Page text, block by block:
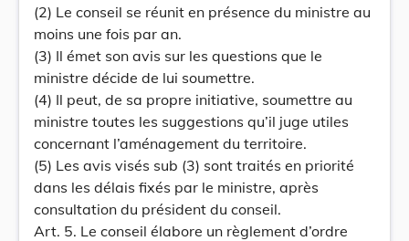
(2) Le conseil se réunit en présence du ministre au
moins une fois par an.
(3) Il émet son avis sur les questions que le
ministre décide de lui soumettre.
(4) Il peut, de sa propre initiative, soumettre au
ministre toutes les suggestions qu’il juge utiles
concernant l’aménagement du territoire.
(5) Les avis visés sub (3) sont traités en priorité
dans les délais fixés par le ministre, après
consultation du président du conseil.
Art. 5. Le conseil élabore un règlement d’ordre